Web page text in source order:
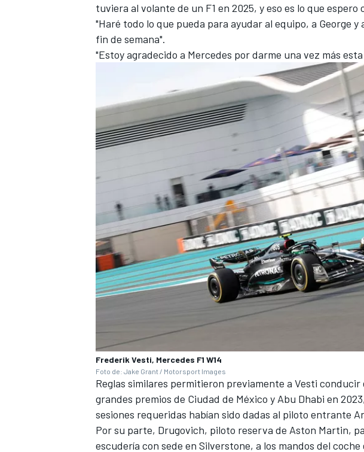
tuviera al volante de un F1 en 2025, y eso es lo que espero
"Haré todo lo que pueda para ayudar al equipo, a George
fin de semana".
"Estoy agradecido a Mercedes por darme una vez más
Frederik Vesti, Mercedes F1 W14
Foto de: Jake Grant / Motorsport Images
Reglas similares permitieron previamente a Vesti conducir
grandes premios de Ciudad de México y Abu Dhabi en
sesiones requeridas habían sido dadas al piloto entrante
Por su parte, Drugovich, piloto reserva de Aston Martin,
escudería con sede en Silverstone, a los mandos del coche